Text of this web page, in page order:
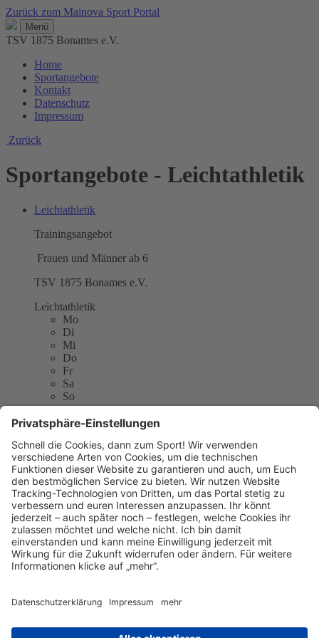
Zurück zum Mainova Sport Portal
Menü
TSV 1875 Bonames e.V.
Home
Sportangebote
Kontakt
Datenschutz
Impressum
Zurück
Sportangebote - Leichtathletik
Leichtathletik
Trainingsangebot
Frauen und Männer ab 6
TSV 1875 Bonames e.V.
Leichtathletik
Mo
Di
Mi
Do
Fr
Sa
So
TSV 1875 Bonames e.V.
Harheimer Weg 18
60437 Frankfurt am Main
E-Mail:tsv@tsvb.de
Telefon: 069 502873
Website:https://www.tsvb.de/
Sitemap
Kontakt
Kontakt